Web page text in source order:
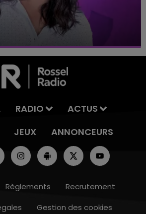
RADIO
ACTUS
JEUX ANNONCEURS
Règlements
Recrutement
Gestion des cookies